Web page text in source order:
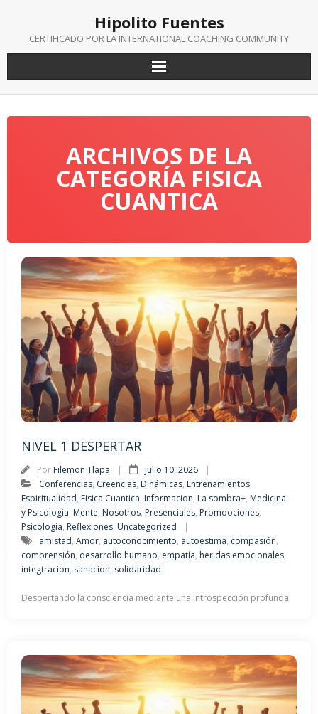
contenido
Hipolito Fuentes
CERTIFICADO POR LA INTERNATIONAL COACHING COMMUNITY
ARCHIVOS DE LA
CATEGORÍA FISICA
CUANTICA
NIVEL 1 DESPERTAR
Por Filemon Tlapa
julio 10, 2026
Conferencias, Creencias, Dinámicas, Entrenamientos,
Espiritualidad, Fisica Cuantica, Informacion, La sombra+, Medicina
y Psicologia, Mente, Nosotros, Presenciales, Promoociones,
Psicologia, Reflexiones, Uncategorized
amistad, Amor, autoconocimiento, autoestima, compasión,
comprensión, desarrollo humano, empatía, heridas emocionales,
integtracion, sanacion, solidaridad
Despertando la consciencia mediante una introspección profunda